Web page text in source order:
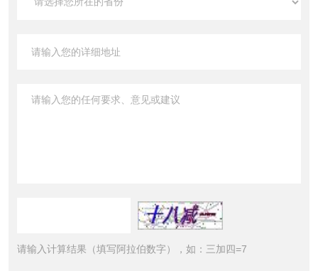
请输入计算结果（填写阿拉伯数字），如：三加四=7